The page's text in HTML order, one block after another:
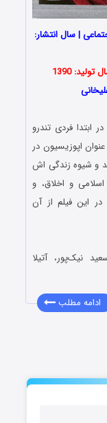
| سال انتشار:
ابتدا فردی تندرو
اپوزیسیون در
و شیوه زندگی اش
و اخلاق، و
این فیلم از آن
نیک‌پور، آتیلا
ادامه مطلب